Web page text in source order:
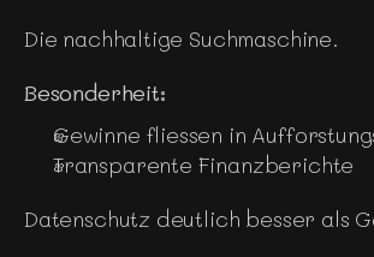
Die nachhaltige Suchmaschine.
Besonderheit:
Gewinne fliessen in
Transparente Finanzberichte
Datenschutz deutlich besser als